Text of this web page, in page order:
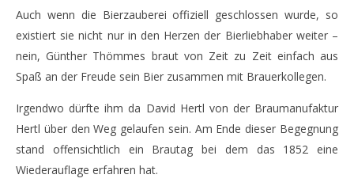
NOW VIEWING
1852 reloaded – Bierzauberei & Braumanufaktur
7.
2018
Monsta112
Auch wenn die Bierzauberei offiziell geschlossen wurde, so
existiert sie nicht nur in den Herzen der Bierliebhaber weiter –
nein, Günther Thömmes braut von Zeit zu Zeit einfach aus
Spaß an der Freude sein Bier zusammen mit Brauerkollegen.
Irgendwo dürfte ihm da David Hertl von der Braumanufaktur
Hertl über den Weg gelaufen sein. Am Ende dieser Begegnung
stand offensichtlich ein Brautag bei dem das 1852 eine
Wiederauflage erfahren hat.